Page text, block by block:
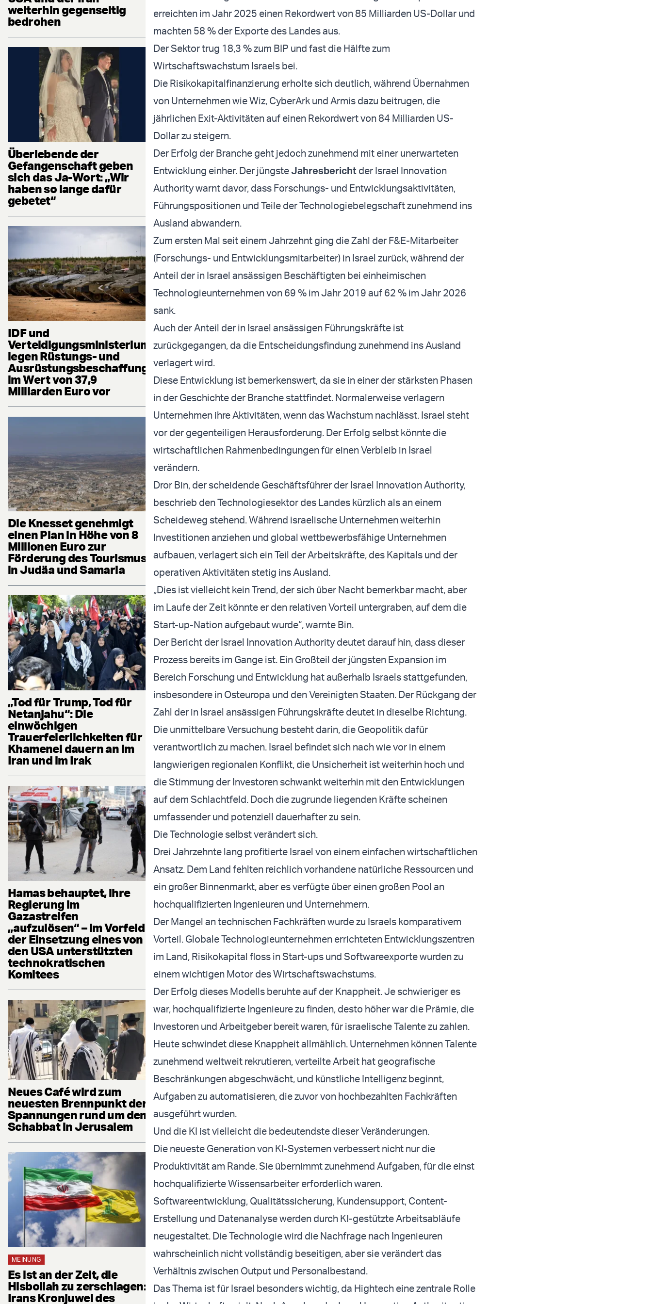
weiterhin gegenseitig
bedrohen
Überlebende der
Gefangenschaft geben
sich das Ja-Wort: „Wir
haben so lange dafür
gebetet“
IDF und
Verteidigungsministerium
legen Rüstungs- und
Ausrüstungsbeschaffung
im Wert von 37,9
Milliarden Euro vor
Die Knesset genehmigt
einen Plan in Höhe von 8
Millionen Euro zur
Förderung des Tourismus
in Judäa und Samaria
„Tod für Trump, Tod für
Netanjahu“: Die
einwöchigen
Trauerfeierlichkeiten für
Khamenei dauern an im
Iran und im Irak
Hamas behauptet, ihre
Regierung im
Gazastreifen
„aufzulösen“ – im Vorfeld
der Einsetzung eines von
den USA unterstützten
technokratischen
Komitees
Neues Café wird zum
neuesten Brennpunkt der
Spannungen rund um den
Schabbat in Jerusalem
MEINUNG
Es ist an der Zeit, die
Hisbollah zu zerschlagen:
Irans Kronjuwel des
erreichten im Jahr 2025 einen Rekordwert von 85 Milliarden US-Dollar und
machten 58 % der Exporte des Landes aus.
Der Sektor trug 18,3 % zum BIP und fast die Hälfte zum
Wirtschaftswachstum Israels bei.
Die Risikokapitalfinanzierung erholte sich deutlich, während Übernahmen
von Unternehmen wie Wiz, CyberArk und Armis dazu beitrugen, die
jährlichen Exit-Aktivitäten auf einen Rekordwert von 84 Milliarden US-
Dollar zu steigern.
Der Erfolg der Branche geht jedoch zunehmend mit einer unerwarteten
Entwicklung einher. Der jüngsteJahresbericht der Israel Innovation
Authority warnt davor, dass Forschungs- und Entwicklungsaktivitäten,
Führungspositionen und Teile der Technologiebelegschaft zunehmend ins
Ausland abwandern.
Zum ersten Mal seit einem Jahrzehnt ging die Zahl der F&E-Mitarbeiter
(Forschungs- und Entwicklungsmitarbeiter) in Israel zurück, während der
Anteil der in Israel ansässigen Beschäftigten bei einheimischen
Technologieunternehmen von 69 % im Jahr 2019 auf 62 % im Jahr 2026
sank.
Auch der Anteil der in Israel ansässigen Führungskräfte ist
zurückgegangen, da die Entscheidungsfindung zunehmend ins Ausland
verlagert wird.
Diese Entwicklung ist bemerkenswert, da sie in einer der stärksten Phasen
in der Geschichte der Branche stattfindet. Normalerweise verlagern
Unternehmen ihre Aktivitäten, wenn das Wachstum nachlässt. Israel steht
vor der gegenteiligen Herausforderung. Der Erfolg selbst könnte die
wirtschaftlichen Rahmenbedingungen für einen Verbleib in Israel
verändern.
Dror Bin, der scheidende Geschäftsführer der Israel Innovation Authority,
beschrieb den Technologiesektor des Landes kürzlich als an einem
Scheideweg stehend. Während israelische Unternehmen weiterhin
Investitionen anziehen und global wettbewerbsfähige Unternehmen
aufbauen, verlagert sich ein Teil der Arbeitskräfte, des Kapitals und der
operativen Aktivitäten stetig ins Ausland.
„Dies ist vielleicht kein Trend, der sich über Nacht bemerkbar macht, aber
im Laufe der Zeit könnte er den relativen Vorteil untergraben, auf dem die
Start-up-Nation aufgebaut wurde“, warnte Bin.
Der Bericht der Israel Innovation Authority deutet darauf hin, dass dieser
Prozess bereits im Gange ist. Ein Großteil der jüngsten Expansion im
Bereich Forschung und Entwicklung hat außerhalb Israels stattgefunden,
insbesondere in Osteuropa und den Vereinigten Staaten. Der Rückgang der
Zahl der in Israel ansässigen Führungskräfte deutet in dieselbe Richtung.
Die unmittelbare Versuchung besteht darin, die Geopolitik dafür
verantwortlich zu machen. Israel befindet sich nach wie vor in einem
langwierigen regionalen Konflikt, die Unsicherheit ist weiterhin hoch und
die Stimmung der Investoren schwankt weiterhin mit den Entwicklungen
auf dem Schlachtfeld. Doch die zugrunde liegenden Kräfte scheinen
umfassender und potenziell dauerhafter zu sein.
Die Technologie selbst verändert sich.
Drei Jahrzehnte lang profitierte Israel von einem einfachen wirtschaftlichen
Ansatz. Dem Land fehlten reichlich vorhandene natürliche Ressourcen und
ein großer Binnenmarkt, aber es verfügte über einen großen Pool an
hochqualifizierten Ingenieuren und Unternehmern.
Der Mangel an technischen Fachkräften wurde zu Israels komparativem
Vorteil. Globale Technologieunternehmen errichteten Entwicklungszentren
im Land, Risikokapital floss in Start-ups und Softwareexporte wurden zu
einem wichtigen Motor des Wirtschaftswachstums.
Der Erfolg dieses Modells beruhte auf der Knappheit. Je schwieriger es
war, hochqualifizierte Ingenieure zu finden, desto höher war die Prämie, die
Investoren und Arbeitgeber bereit waren, für israelische Talente zu zahlen.
Heute schwindet diese Knappheit allmählich. Unternehmen können Talente
zunehmend weltweit rekrutieren, verteilte Arbeit hat geografische
Beschränkungen abgeschwächt, und künstliche Intelligenz beginnt,
Aufgaben zu automatisieren, die zuvor von hochbezahlten Fachkräften
ausgeführt wurden.
Und die KI ist vielleicht die bedeutendste dieser Veränderungen.
Die neueste Generation von KI-Systemen verbessert nicht nur die
Produktivität am Rande. Sie übernimmt zunehmend Aufgaben, für die einst
hochqualifizierte Wissensarbeiter erforderlich waren.
Softwareentwicklung, Qualitätssicherung, Kundensupport, Content-
Erstellung und Datenanalyse werden durch KI-gestützte Arbeitsabläufe
neugestaltet. Die Technologie wird die Nachfrage nach Ingenieuren
wahrscheinlich nicht vollständig beseitigen, aber sie verändert das
Verhältnis zwischen Output und Personalbestand.
Das Thema ist für Israel besonders wichtig, da Hightech eine zentrale Rolle